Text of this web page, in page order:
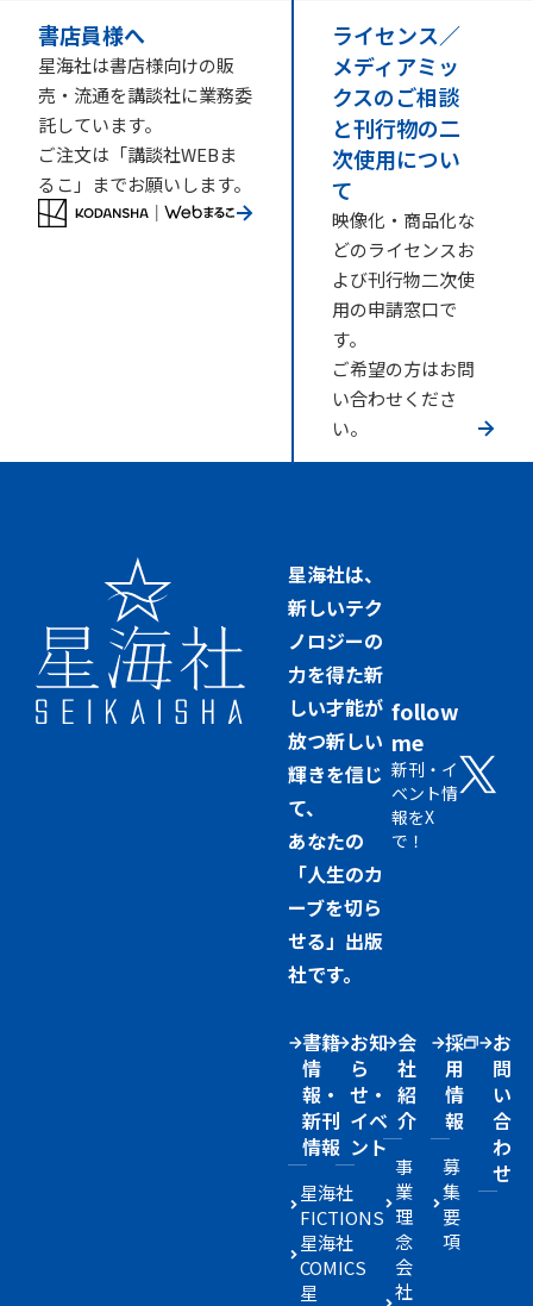
書店員様へ
星海社は書店様向けの販
売・流通を講談社に業務委
託しています。
ご注文は「講談社WEBま
るこ」までお願いします。
ライセンス／
メディアミッ
クスのご相談
と刊行物の二
次使用につい
て
映像化・商品化な
どのライセンスお
よび刊行物二次使
用の申請窓口で
す。
ご希望の方はお問
い合わせくださ
い。
星海社は、
新しいテク
ノロジーの
力を得た新
しい才能が
放つ新しい
輝きを信じ
て、
あなたの
「人生のカ
ーブを切ら
せる」出版
社です。
follow
me
新刊・イ
ベント情
報をX
で！
書籍
情
報・
新刊
情報
星海社
FICTIONS
星海社
COMICS
星
お知
ら
せ・
イベ
ント
会
社
紹
介
事
業
理
念
会
社
採
用
情
報
募
集
要
項
お
問
い
合
わ
せ